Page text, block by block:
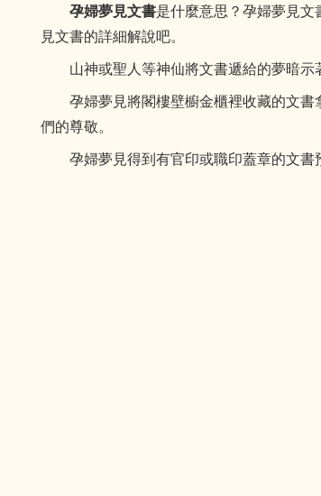
孕婦夢見文書是什麼意思？孕婦夢見文
見文書的詳細解說吧。
山神或聖人等神仙將文書遞給的夢暗示
孕婦夢見將閣樓壁櫥金櫃裡收藏的文書
們的尊敬。
孕婦夢見得到有官印或職印蓋章的文書